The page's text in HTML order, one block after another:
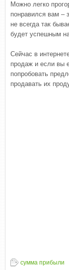
Можно легко
понравился вам –
не всегда так
будет успешным
Сейчас в
продаж и если вы
попробовать
продавать их
сумма прибыли